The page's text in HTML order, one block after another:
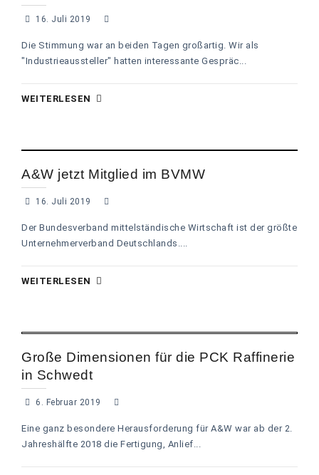
16. Juli 2019
Die Stimmung war an beiden Tagen großartig. Wir als
"Industrieaussteller" hatten interessante Gespräc...
WEITERLESEN
A&W jetzt Mitglied im BVMW
16. Juli 2019
Der Bundesverband mittelständische Wirtschaft ist der größte
Unternehmerverband Deutschlands....
WEITERLESEN
Große Dimensionen für die PCK Raffinerie
in Schwedt
6. Februar 2019
Eine ganz besondere Herausforderung für A&W war ab der 2.
Jahreshälfte 2018 die Fertigung, Anlief...